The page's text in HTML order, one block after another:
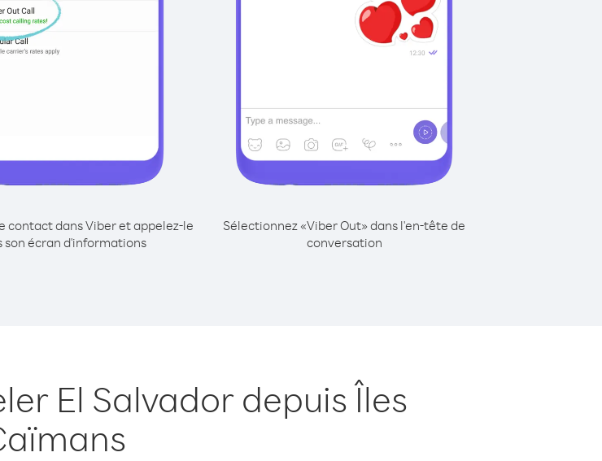
contact dans Viber et appelez-le
son écran d'informations
Sélectionnez «Viber Out» dans l'en-tête de
conversation
El Salvador depuis Îles